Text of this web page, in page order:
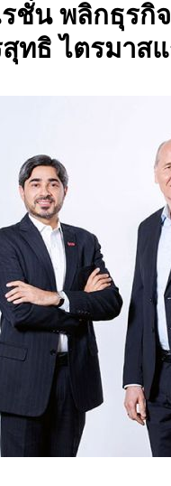
ชั่น พลิกธุรกิ
สุทธิ ไตรมาส